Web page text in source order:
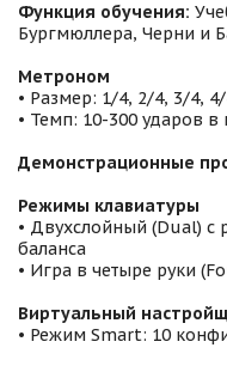
Функция обучения:
Бургмюллера, Черни и
Метроном
• Размер: 1/4, 2/4, 3/4,
• Темп: 10-300 ударов в
Демонстрационные
Режимы клавиатуры
• Двухслойный (Dual) с
баланса
• Игра в четыре руки
Виртуальный
• Режим Smart: 10